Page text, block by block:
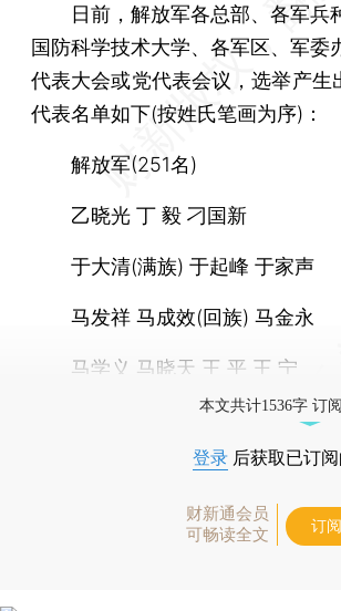
日前，解放军各总部、各军兵种
国防科学技术大学、各军区、军委
代表大会或党代表会议，选举产生
代表名单如下(按姓氏笔画为序)：
解放军(251名)
乙晓光 丁 毅 刁国新
于大清(满族) 于起峰 于家声
马发祥 马成效(回族) 马金永
马学义 马晓天 王 平 王 宁
本文共计1536字 订
登录 后获取已订
财新通会员
可畅读全文
订